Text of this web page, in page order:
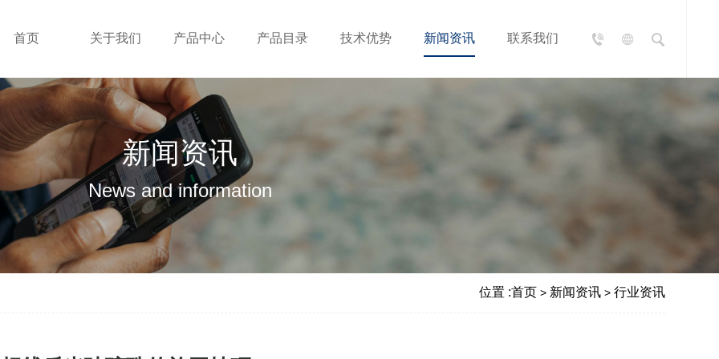
首页 关于我们 产品中心 产品目录 技术优势 新闻资讯 联系我们
新闻资讯
News and information
位置 :首页 > 新闻资讯> 行业资讯